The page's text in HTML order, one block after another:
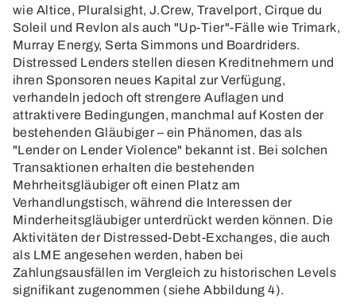
wie Altice, Pluralsight, J.Crew, Travelport, Cirque du
Soleil und Revlon als auch "Up-Tier"-Fälle wie Trimark,
Murray Energy, Serta Simmons und Boardriders.
Distressed Lenders stellen diesen Kreditnehmern und
ihren Sponsoren neues Kapital zur Verfügung,
verhandeln jedoch oft strengere Auflagen und
attraktivere Bedingungen, manchmal auf Kosten der
bestehenden Gläubiger – ein Phänomen, das als
"Lender on Lender Violence" bekannt ist. Bei solchen
Transaktionen erhalten die bestehenden
Mehrheitsgläubiger oft einen Platz am
Verhandlungstisch, während die Interessen der
Minderheitsgläubiger unterdrückt werden können. Die
Aktivitäten der Distressed-Debt-Exchanges, die auch
als LME angesehen werden, haben bei
Zahlungsausfällen im Vergleich zu historischen Levels
signifikant zugenommen (siehe Abbildung 4).